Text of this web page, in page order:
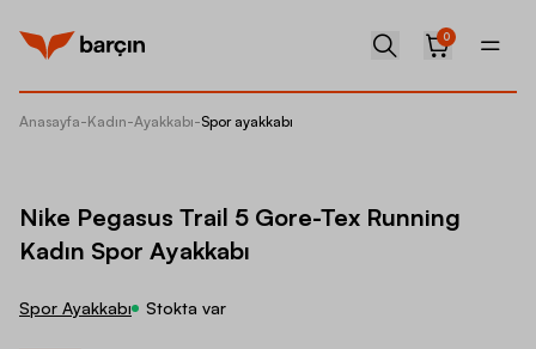
0
Anasayfa-Kadın-Ayakkabı-Spor ayakkabı
Nike Pegasus Trail 5 Gore-Tex Running
Kadın Spor Ayakkabı
Spor Ayakkabı Stokta var